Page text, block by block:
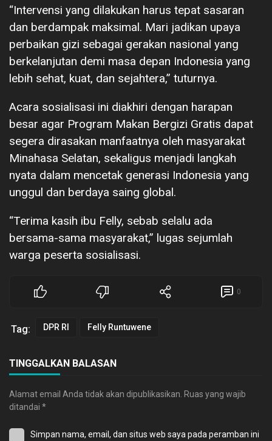
“Intervensi yang dilakukan harus tepat sasaran
dan berdampak maksimal. Mari jadikan upaya
perbaikan gizi sebagai gerakan nasional yang
berkelanjutan demi masa depan Indonesia yang
lebih sehat, kuat, dan sejahtera,” tuturnya.
Acara sosialisasi ini diakhiri dengan harapan
besar agar Program Makan Bergizi Gratis dapat
segera dirasakan manfaatnya oleh masyarakat
Minahasa Selatan, sekaligus menjadi langkah
nyata dalam mencetak generasi Indonesia yang
unggul dan berdaya saing global.
“Terima kasih ibu Felly, sebab selalu ada
bersama-sama masyarakat,” lugas sejumlah
warga peserta sosialisasi.
0
Tag: DPR RI Felly Runtuwene
TINGGALKAN BALASAN
Alamat email Anda tidak akan dipublikasikan. Ruas yang wajib
ditandai *
Simpan nama, email, dan situs web saya pada peramban ini